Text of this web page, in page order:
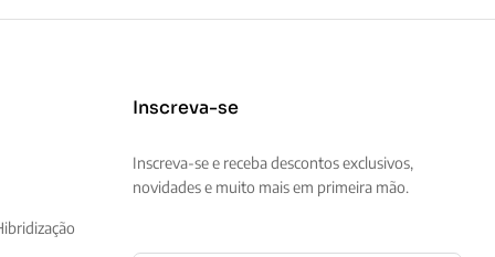
Inscreva-se
Inscreva-se e receba descontos exclusivos,
novidades e muito mais em primeira mão.